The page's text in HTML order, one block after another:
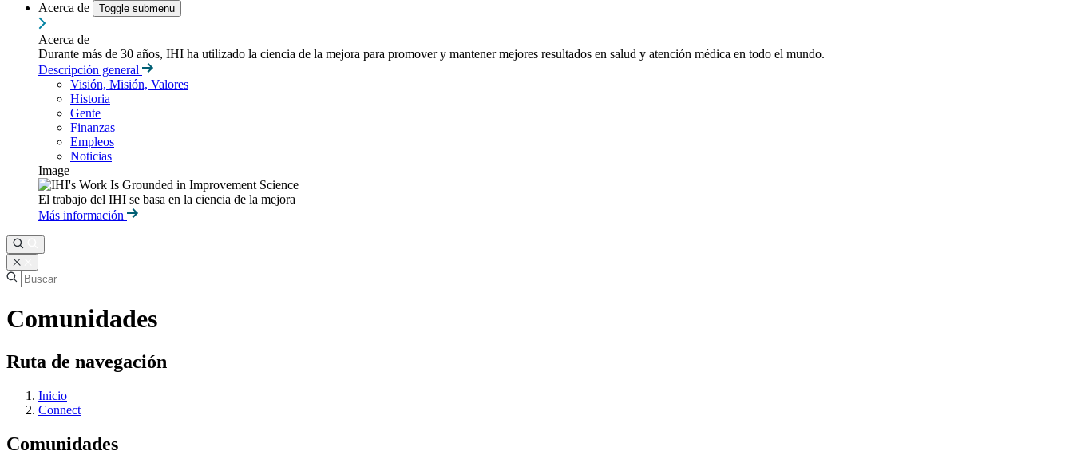
Acerca de
Toggle submenu
Acerca de
Durante más de 30 años, IHI ha utilizado la ciencia de la mejora para promover y mantener mejores resultados en salud y atención médica en todo el mundo.
Descripción general
Visión, Misión, Valores
Historia
Gente
Finanzas
Empleos
Noticias
Image
El trabajo del IHI se basa en la ciencia de la mejora
Más información
Comunidades
Ruta de navegación
Inicio
Connect
Comunidades